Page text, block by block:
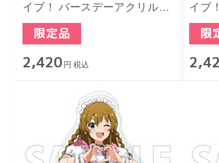
イブ！ バースデーアクリルジ
オラマスタンド 秋月律子
2,420 円 税込
イブ
オラ